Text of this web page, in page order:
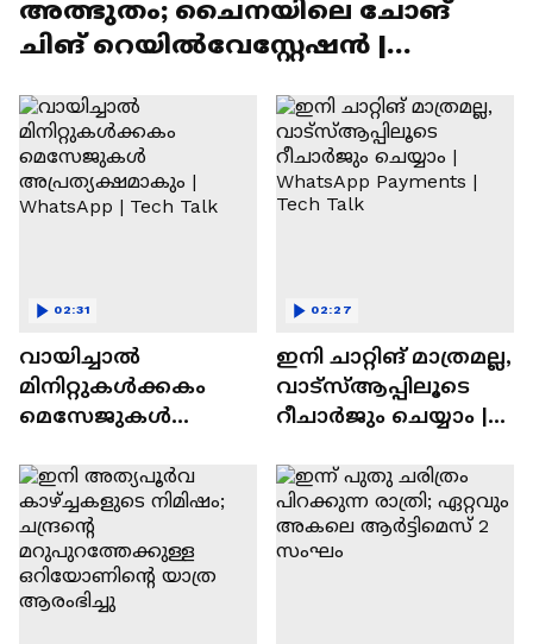
അത്ഭുതം; ചൈനയിലെ ചോങ്
ചിങ് റെയിൽവേസ്റ്റേഷൻ |
വായിച്ചാൽ
മിനിറ്റുകൾക്കകം
മെസേജുകള്‍
WhatsApp | Tech Talk
02:31
ഇനി ചാറ്റിങ് മാത്രമല്ല,
വാട്‌സ്‌ആപ്പിലൂടെ
റീചാർജും ചെയ്യാം |
Tech Talk
02:27